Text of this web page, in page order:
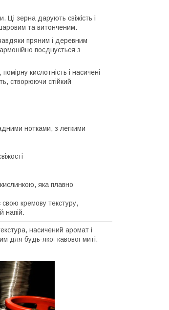
Ці зерна дарують свіжість і
та витонченим.
пряним і деревним
поєднується з
кислотність і насичені
створюючи стійкий
нотками, з легкими
яка плавно
кремову текстуру,
напій.
насичений аромат і
для будь-якої кавової миті.